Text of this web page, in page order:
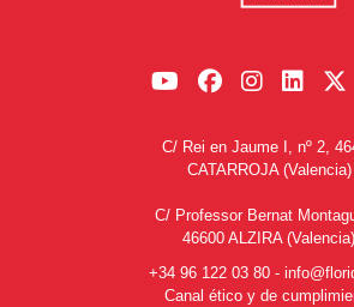
C/ Rei en Jaume I, nº 2,
CATARROJA (Valencia)
C/ Professor Bernat
46600 ALZIRA (Valencia)
+34 96 122 03 80 -
Canal ético y de